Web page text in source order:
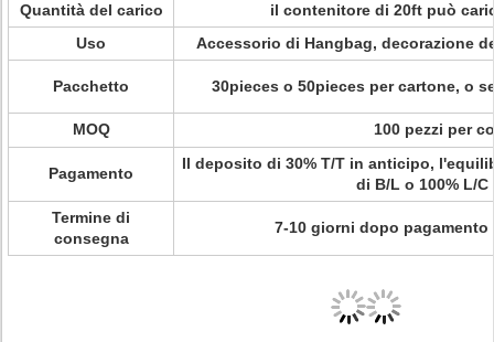
Quantità del carico
il contenitore di 20ft può
Uso
Accessorio di Hangbag, decorazione
Pacchetto 30pieces o 50pieces per cartone, o
MOQ 100 pezzi per
Pagamento
Il deposito di 30% T/T in anticipo,
di B/L o 100% L/C
Termine di
consegna
7-10 giorni dopo pagamento